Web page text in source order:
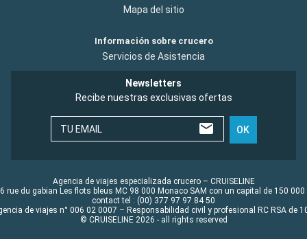
Mapa del sitio
Información sobre crucero
Servicios de Asistencia
Newsletters
Recibe nuestras exclusivas ofertas
TU EMAIL OK
Agencia de viajes especializada crucero – CRUISELINE
rue du gabian Les flots bleus MC 98 000 Monaco SAM con un capital de 150 000
contact tel : (00) 377 97 97 84 50
de viajes n° 006 02 0007 – Responsabilidad civil y profesional RC RSA de
© CRUISELINE 2026 - all rights reserved